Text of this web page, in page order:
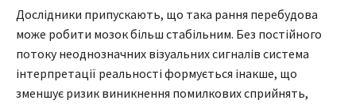
Дослідники припускають, що така рання перебудова
може робити мозок більш стабільним. Без постійного
потоку неоднозначних візуальних сигналів система
інтерпретації реальності формується інакше, що
зменшує ризик виникнення помилкових сприйнять,